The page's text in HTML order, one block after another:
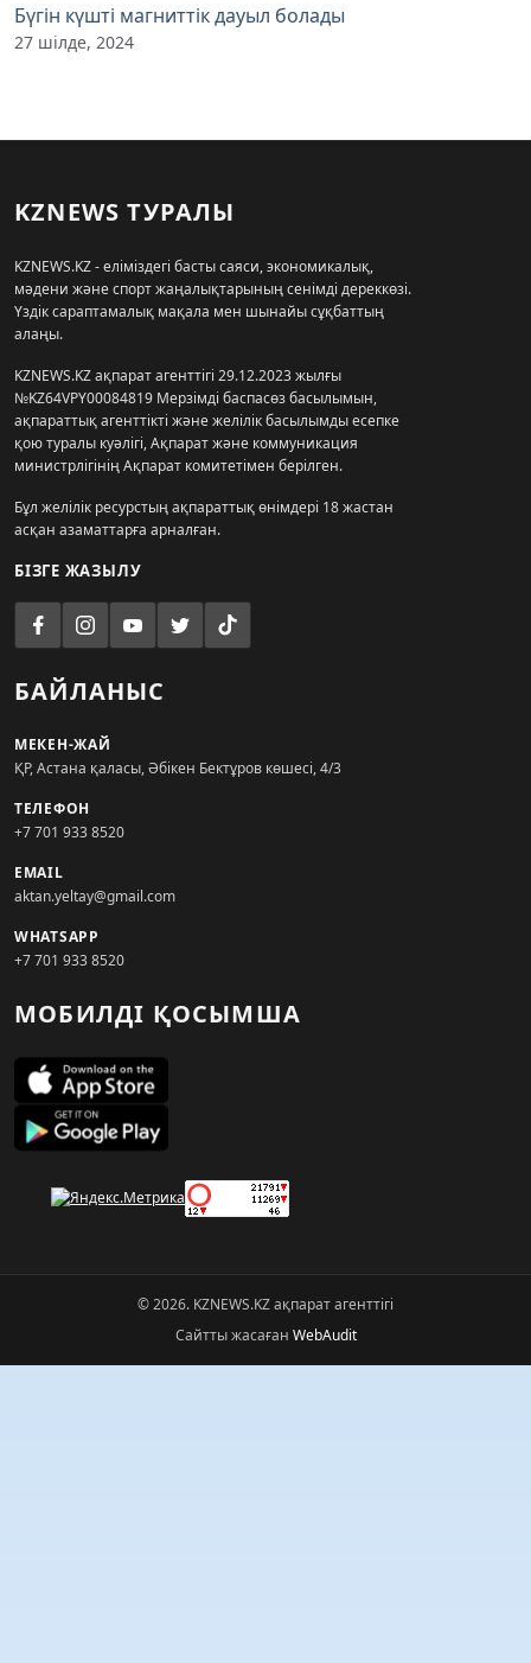
Бүгін күшті магниттік дауыл болады
27 шілде, 2024
KZNEWS ТУРАЛЫ
KZNEWS.KZ - еліміздегі басты саяси, экономикалық,
мәдени және спорт жаңалықтарының сенімді дереккөзі.
Үздік сараптамалық мақала мен шынайы сұқбаттың
алаңы.
KZNEWS.KZ ақпарат агенттігі 29.12.2023 жылғы
№KZ64VPY00084819 Мерзімді баспасөз басылымын,
ақпараттық агенттікті және желілік басылымды есепке
қою туралы куәлігі, Ақпарат және коммуникация
министрлігінің Ақпарат комитетімен берілген.
Бұл желілік ресурстың ақпараттық өнімдері 18 жастан
асқан азаматтарға арналған.
БІЗГЕ ЖАЗЫЛУ
БАЙЛАНЫС
МЕКЕН-ЖАЙ
ҚР, Астана қаласы, Әбікен Бектұров көшесі, 4/3
ТЕЛЕФОН
+7 701 933 8520
EMAIL
aktan.yeltay@gmail.com
WHATSAPP
+7 701 933 8520
МОБИЛДІ ҚОСЫМША
© 2026. KZNEWS.KZ ақпарат агенттігі
Сайтты жасаған WebAudit